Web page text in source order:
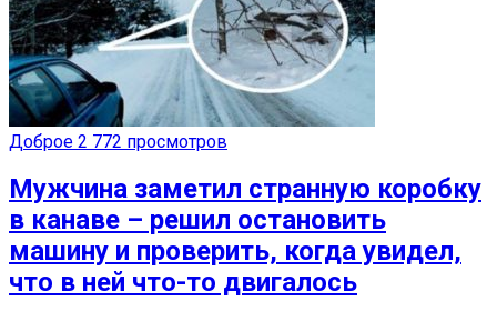
Доброе 2 772 просмотров
Мужчина заметил странную коробку
в канаве – решил остановить
машину и проверить, когда увидел,
что в ней что-то двигалось